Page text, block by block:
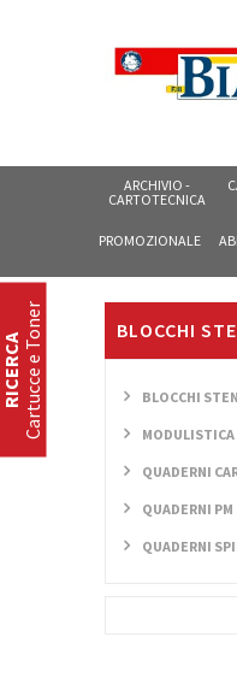
ARCHIVIO -
CARTOTECNICA
PROMOZIONALE
BLOCCHI
BLOCCHI
MODULISTICA
QUADERNI
QUADERNI PM
QUADERNI
Cartucce e Toner